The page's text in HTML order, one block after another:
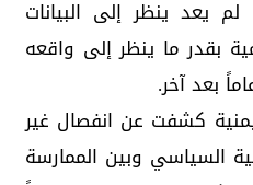
لم يعد ينظر إلى البيانات
بقدر ما ينظر إلى واقعه
بعد آخر.
كشفت عن انفصال غير
السياسي وبين الممارسة